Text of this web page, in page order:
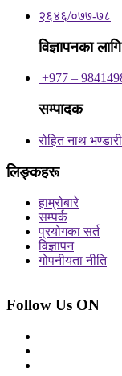
२६४६/०७७-७८
विज्ञापनका लागि
+977 –
सम्पादक
रोहित नाथ भण्डारी
लिङ्कहरू
हाम्रोबारे
सम्पर्क
प्रयोगका सर्त
विज्ञापन
गोपनीयता नीति
Follow Us ON